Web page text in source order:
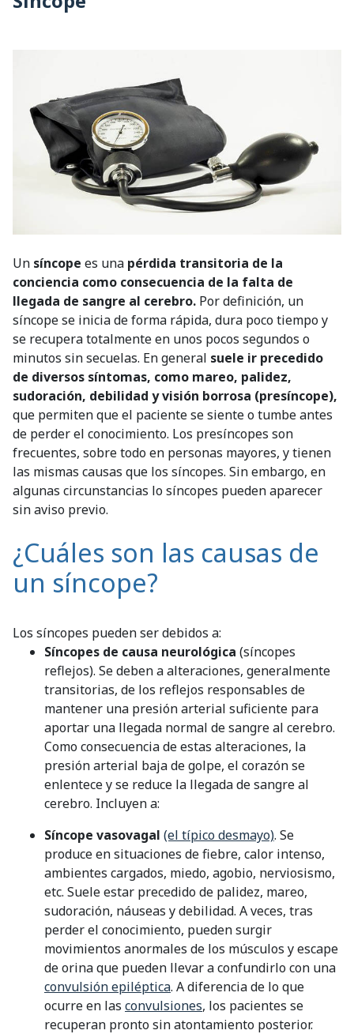
Un síncope es una pérdida transitoria de la
conciencia como consecuencia de la falta de
llegada de sangre al cerebro. Por definición, un
síncope se inicia de forma rápida, dura poco tiempo y
se recupera totalmente en unos pocos segundos o
minutos sin secuelas. En general suele ir precedido
de diversos síntomas, como mareo, palidez,
sudoración, debilidad y visión borrosa (presíncope),
que permiten que el paciente se siente o tumbe antes
de perder el conocimiento. Los presíncopes son
frecuentes, sobre todo en personas mayores, y tienen
las mismas causas que los síncopes. Sin embargo, en
algunas circunstancias lo síncopes pueden aparecer
sin aviso previo.
¿Cuáles son las causas de
un síncope?
Los síncopes pueden ser debidos a:
Síncopes de causa neurológica (síncopes
reflejos). Se deben a alteraciones, generalmente
transitorias, de los reflejos responsables de
mantener una presión arterial suficiente para
aportar una llegada normal de sangre al cerebro.
Como consecuencia de estas alteraciones, la
presión arterial baja de golpe, el corazón se
enlentece y se reduce la llegada de sangre al
cerebro. Incluyen a:
Síncope vasovagal (el típico desmayo). Se
produce en situaciones de fiebre, calor intenso,
ambientes cargados, miedo, agobio, nerviosismo,
etc. Suele estar precedido de palidez, mareo,
sudoración, náuseas y debilidad. A veces, tras
perder el conocimiento, pueden surgir
movimientos anormales de los músculos y escape
de orina que pueden llevar a confundirlo con una
convulsión epiléptica. A diferencia de lo que
ocurre en las convulsiones, los pacientes se
recuperan pronto sin atontamiento posterior.